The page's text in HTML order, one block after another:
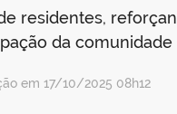
residentes,
da comunidade
em 17/10/2025 08h12